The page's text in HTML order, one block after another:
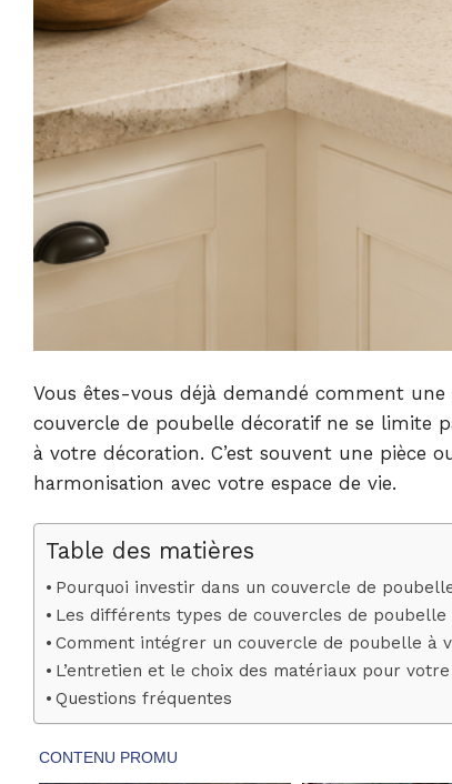
Vous êtes-vous déjà demandé comment
couvercle de poubelle décoratif ne se limite
à votre décoration. C’est souvent une pièce
harmonisation avec votre espace de vie.
Table des matières
Pourquoi investir dans un couvercle de
Les différents types de couvercles de
Comment intégrer un couvercle de poubelle à
L’entretien et le choix des matériaux pour
Questions fréquentes